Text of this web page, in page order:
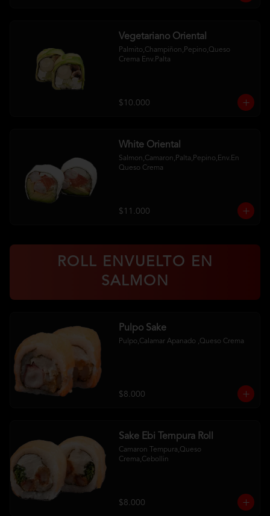
Vegetariano Oriental
Palmito,Champiñon,Pepino,Queso
Crema Env.Palta
$10.000
White Oriental
Salmon,Camaron,Palta,Pepino,Env.En
Queso Crema
$11.000
ROLL ENVUELTO EN
SALMON
Pulpo Sake
Pulpo,Calamar Apanado ,Queso Crema
$8.000
Sake Ebi Tempura Roll
Camaron Tempura,Queso
Crema,Cebollin
$8.000